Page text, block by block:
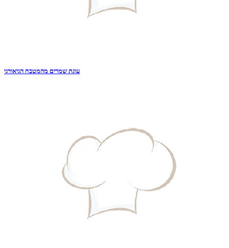
עוגת שמרים מהמטבח הגיאורגי